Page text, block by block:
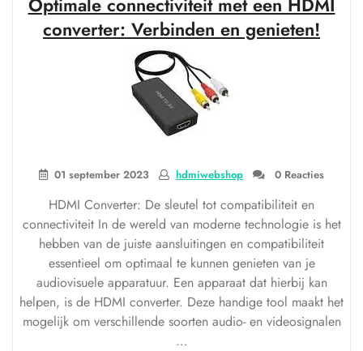
HDMI
verloopstekker
–
oplossing
voor
converter: Verbinden en genieten!
01 september 2023 hdmiwebshop 0 Reacties
HDMI Converter: De sleutel tot compatibiliteit en
connectiviteit In de wereld van moderne technologie is het
hebben van de juiste aansluitingen en compatibiliteit
essentieel om optimaal te kunnen genieten van je
audiovisuele apparatuur. Een apparaat dat hierbij kan
helpen, is de HDMI converter. Deze handige tool maakt het
mogelijk om verschillende soorten audio- en videosignalen
…